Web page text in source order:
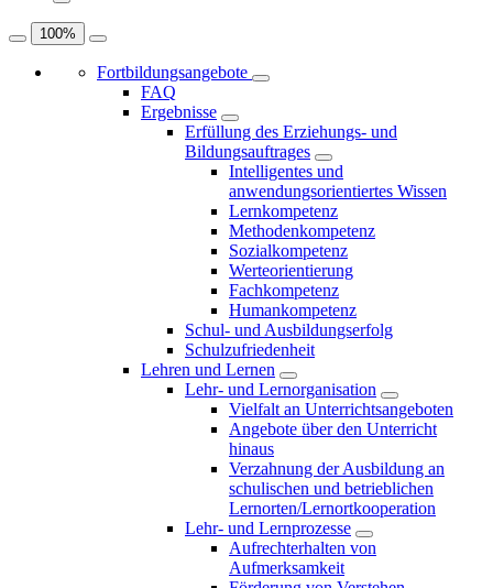
100%
Fortbildungsangebote
FAQ
Ergebnisse
Erfüllung des Erziehungs- und
Bildungsauftrages
Intelligentes und
anwendungsorientiertes Wissen
Lernkompetenz
Methodenkompetenz
Sozialkompetenz
Werteorientierung
Fachkompetenz
Humankompetenz
Schul- und Ausbildungserfolg
Schulzufriedenheit
Lehren und Lernen
Lehr- und Lernorganisation
Vielfalt an Unterrichtsangeboten
Angebote über den Unterricht
hinaus
Verzahnung der Ausbildung an
schulischen und betrieblichen
Lernorten/Lernortkooperation
Lehr- und Lernprozesse
Aufrechterhalten von
Aufmerksamkeit